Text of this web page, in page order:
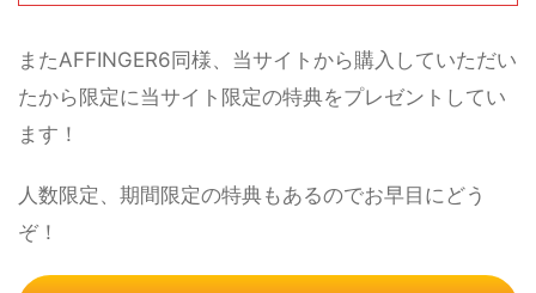
またAFFINGER6同様、当サイトから購入していただい
たから限定に当サイト限定の特典をプレゼントしてい
ます！
人数限定、期間限定の特典もあるのでお早目にどう
ぞ！